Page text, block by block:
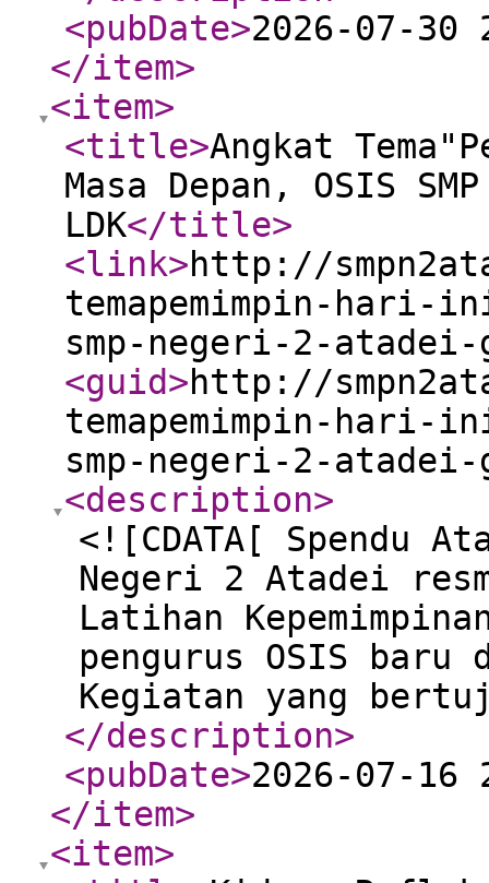
<pubDate>2026-07-30
</item>
<item>
<title>Angkat
Masa Depan, OSIS
LDK</title>
<link>http://
temapemimpin-hari-
smp-negeri-2-
<guid>http://
temapemimpin-hari-
smp-negeri-2-
<description>
<![CDATA[ Spendu
Negeri 2 Atadei
Latihan
pengurus OSIS
Kegiatan yang
</description>
<pubDate>2026-07-16
</item>
<item>